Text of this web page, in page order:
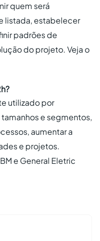
quem será
listada, estabelecer
padrões de
do projeto. Veja o
utilizado por
e segmentos,
aumentar a
e projetos.
e General Eletric